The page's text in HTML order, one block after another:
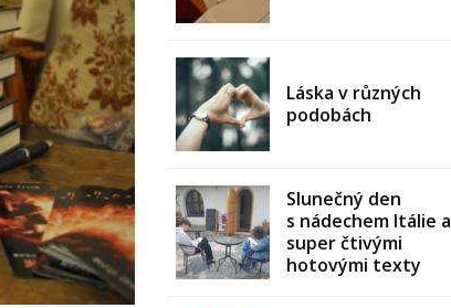
Láska v různých
podobách
Slunečný den
s nádechem Itálie a
super čtivými
hotovými texty